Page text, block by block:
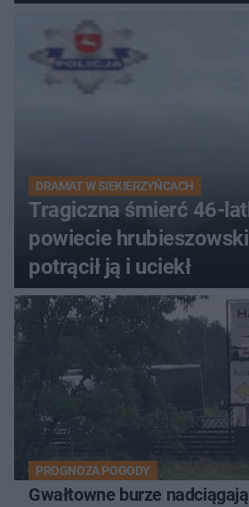
DRAMAT W SIEKIERZYŃCACH
Tragiczna śmierć 46-
powiecie
potrącił ją i uciekł
PROGNOZA POGODY
Gwałtowne burze